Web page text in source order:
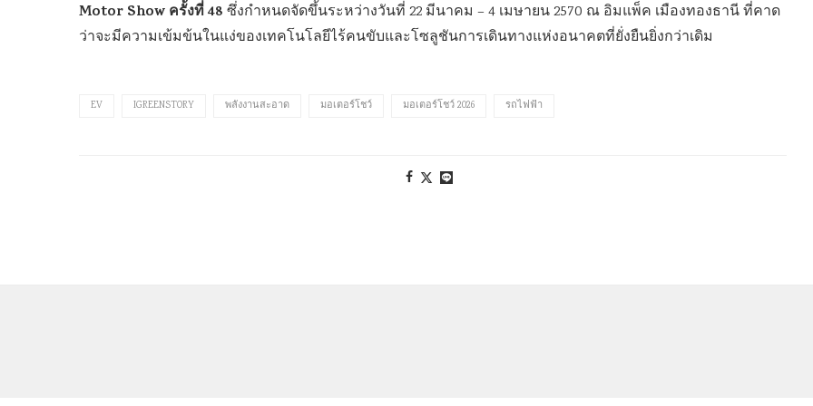
Motor Show ครั้งที่ 48 ซึ่งกำหนดจัดขึ้นระหว่างวันที่ 22 มีนาคม – 4 เมษายน 2570 ณ อิมแพ็ค เมืองทองธานี ที่คาด
ว่าจะมีความเข้มข้นในแง่ของเทคโนโลยีไร้คนขับและโซลูชันการเดินทางแห่งอนาคตที่ยั่งยืนยิ่งกว่าเดิม
EV IGREENSTORY พลังงานสะอาด มอเตอร์โชว์ มอเตอร์โชว์ 2026 รถไฟฟ้า